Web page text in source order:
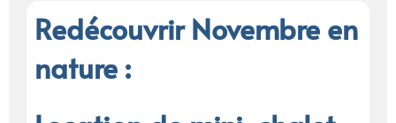
Redécouvrir Novembre en
nature :